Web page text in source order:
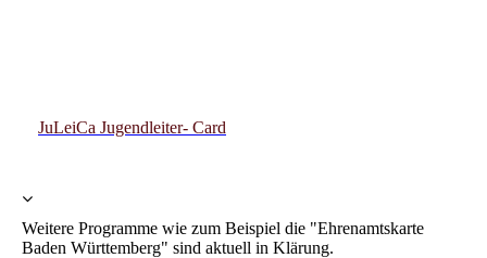
JuLeiCa Jugendleiter- Card
Weitere Programme wie zum Beispiel die "Ehrenamtskarte
Baden Württemberg" sind aktuell in Klärung.